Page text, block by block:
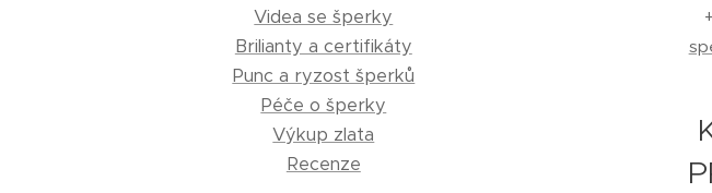
Videa se šperky
Brilianty a certifikáty
Punc a ryzost šperků
Péče o šperky
Výkup zlata
Recenze